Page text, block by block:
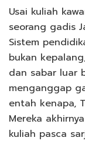
Usai kuliah
seorang gadis
Sistem
bukan
dan sabar luar
menganggap
entah kenapa,
Mereka
kuliah pasca